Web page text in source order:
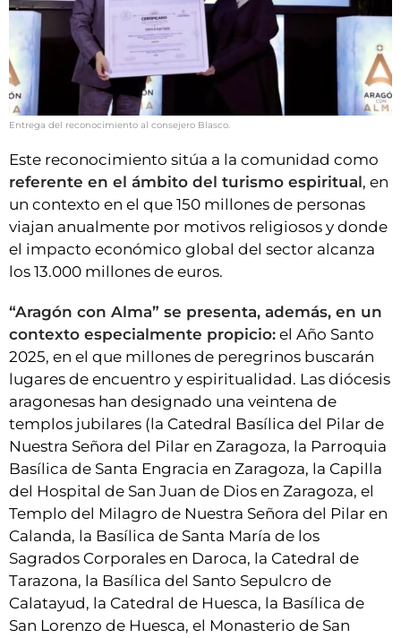
Entrega del reconocimiento al consejero Blasco.
Este reconocimiento sitúa a la comunidad como
referente en el ámbito del turismo espiritual, en
un contexto en el que 150 millones de personas
viajan anualmente por motivos religiosos y donde
el impacto económico global del sector alcanza
los 13.000 millones de euros.
“Aragón con Alma” se presenta, además, en un
contexto especialmente propicio: el Año Santo
2025, en el que millones de peregrinos buscarán
lugares de encuentro y espiritualidad. Las diócesis
aragonesas han designado una veintena de
templos jubilares (la Catedral Basílica del Pilar de
Nuestra Señora del Pilar en Zaragoza, la Parroquia
Basílica de Santa Engracia en Zaragoza, la Capilla
del Hospital de San Juan de Dios en Zaragoza, el
Templo del Milagro de Nuestra Señora del Pilar en
Calanda, la Basílica de Santa María de los
Sagrados Corporales en Daroca, la Catedral de
Tarazona, la Basílica del Santo Sepulcro de
Calatayud, la Catedral de Huesca, la Basílica de
San Lorenzo de Huesca, el Monasterio de San